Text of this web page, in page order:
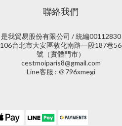
聯絡我們
是我貿易股份有限公司 / 統編00112830
106台北市大安區敦化南路一段187巷56
號（實體門市）
cestmoiparis8@gmail.com
Line客服 : ＠796xmegi